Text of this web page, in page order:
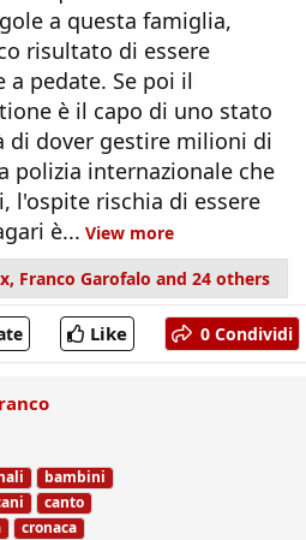
a questa famiglia,
risultato di essere
pedate. Se poi il
è il capo di uno stato
di dover gestire milioni di
polizia internazionale che
l'ospite rischia di essere
è... View more
, Franco Garofalo and 24 others
Like 0 Condividi
bambini
canto
cronaca